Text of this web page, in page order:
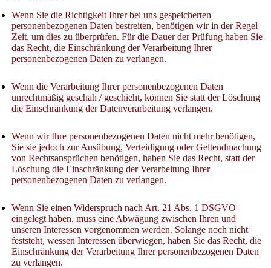
Wenn Sie die Richtigkeit Ihrer bei uns gespeicherten
personenbezogenen Daten bestreiten, benötigen wir in der Regel
Zeit, um dies zu überprüfen. Für die Dauer der Prüfung haben Sie
das Recht, die Einschränkung der Verarbeitung Ihrer
personenbezogenen Daten zu verlangen.
Wenn die Verarbeitung Ihrer personenbezogenen Daten
unrechtmäßig geschah / geschieht, können Sie statt der Löschung
die Einschränkung der Datenverarbeitung verlangen.
Wenn wir Ihre personenbezogenen Daten nicht mehr benötigen,
Sie sie jedoch zur Ausübung, Verteidigung oder Geltendmachung
von Rechtsansprüchen benötigen, haben Sie das Recht, statt der
Löschung die Einschränkung der Verarbeitung Ihrer
personenbezogenen Daten zu verlangen.
Wenn Sie einen Widerspruch nach Art. 21 Abs. 1 DSGVO
eingelegt haben, muss eine Abwägung zwischen Ihren und
unseren Interessen vorgenommen werden. Solange noch nicht
feststeht, wessen Interessen überwiegen, haben Sie das Recht, die
Einschränkung der Verarbeitung Ihrer personenbezogenen Daten
zu verlangen.